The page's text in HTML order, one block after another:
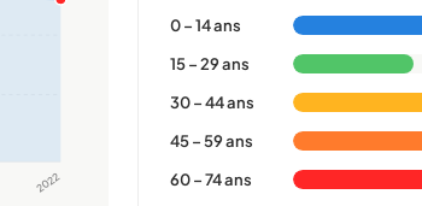
2022
0 – 14 ans
15 – 29 ans
30 – 44 ans
45 – 59 ans
60 – 74 ans